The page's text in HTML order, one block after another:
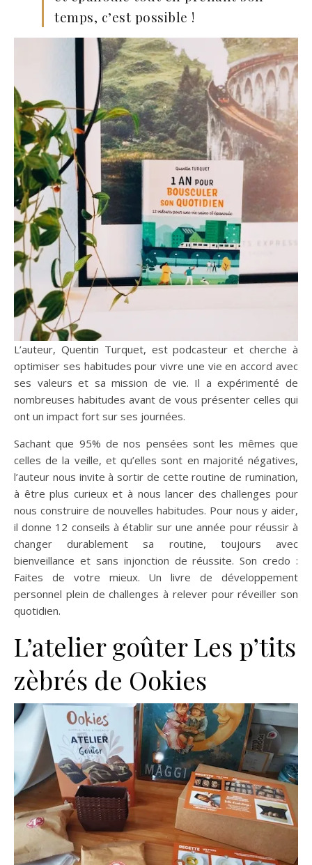
temps, c’est possible !
L’auteur, Quentin Turquet, est podcasteur et cherche à
optimiser ses habitudes pour vivre une vie en accord avec
ses valeurs et sa mission de vie. Il a expérimenté de
nombreuses habitudes avant de vous présenter celles qui
ont un impact fort sur ses journées.
Sachant que 95% de nos pensées sont les mêmes que
celles de la veille, et qu’elles sont en majorité négatives,
l’auteur nous invite à sortir de cette routine de rumination,
à être plus curieux et à nous lancer des challenges pour
nous construire de nouvelles habitudes. Pour nous y aider,
il donne 12 conseils à établir sur une année pour réussir à
changer durablement sa routine, toujours avec
bienveillance et sans injonction de réussite. Son credo :
Faites de votre mieux. Un livre de développement
personnel plein de challenges à relever pour réveiller son
quotidien.
L’atelier goûter Les p’tits
zèbrés de Ookies